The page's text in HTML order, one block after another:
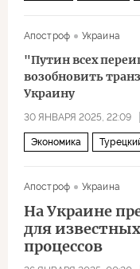
Апостроф Украина
"Путин всех
возобновить
Украину
30 ЯНВАРЯ 2025, 22:09
Экономика
Европейская комиссия
Апостроф Украина
На Украине
для
процессов